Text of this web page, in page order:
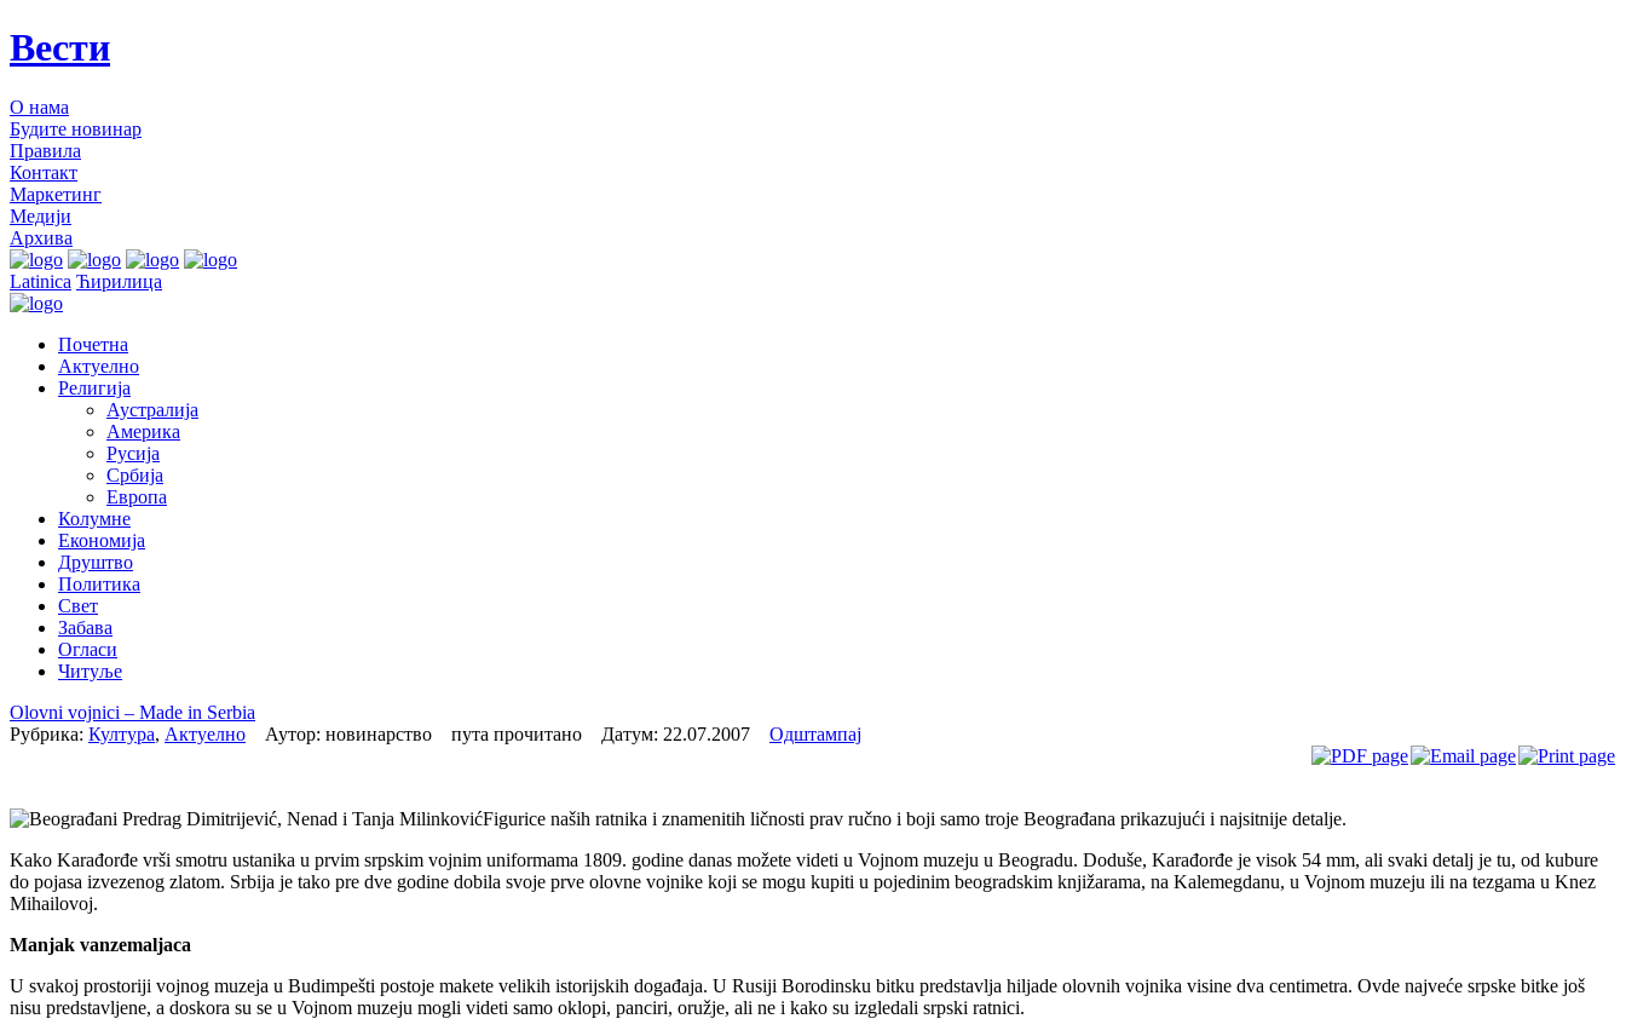
Вести
О нама
Будите новинар
Правила
Контакт
Маркетинг
Медији
Архива
Latinica Ћирилица
Почетна
Актуелно
Религија
Аустралија
Америка
Русија
Србија
Европа
Колумне
Економија
Друштво
Политика
Свет
Забава
Огласи
Читуље
Olovni vojnici – Made in Serbia
Рубрика: Култура, Актуелно Аутор: новинарство пута прочитано Датум: 22.07.2007 Одштампај
Figurice naših ratnika i znamenitih ličnosti prav ručno i boji samo troje Beograđana prikazujući i najsitnije detalje.
Kako Karađorđe vrši smotru ustanika u prvim srpskim vojnim uniformama 1809. godine danas možete videti u Vojnom muzeju u Beogradu. Doduše, Karađorđe je visok 54 mm, ali svaki detalj je tu, od kubure
do pojasa izvezenog zlatom. Srbija je tako pre dve godine dobila svoje prve olovne vojnike koji se mogu kupiti u pojedinim beogradskim knjižarama, na Kalemegdanu, u Vojnom muzeju ili na tezgama u Knez
Mihailovoj.
Manjak vanzemaljaca
U svakoj prostoriji vojnog muzeja u Budimpešti postoje makete velikih istorijskih događaja. U Rusiji Borodinsku bitku predstavlja hiljade olovnih vojnika visine dva centimetra. Ovde najveće srpske bitke još
nisu predstavljene, a doskora su se u Vojnom muzeju mogli videti samo oklopi, panciri, oružje, ali ne i kako su izgledali srpski ratnici.